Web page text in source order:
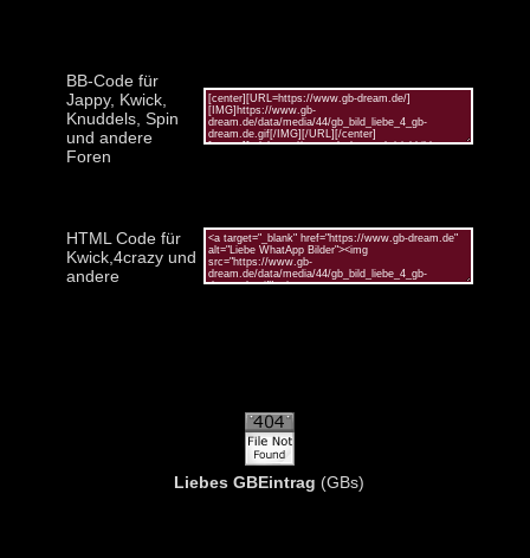
BB-Code für
Jappy, Kwick,
Knuddels, Spin
und andere
Foren
HTML Code für
Kwick,4crazy und
andere
Liebes GBEintrag (GBs)